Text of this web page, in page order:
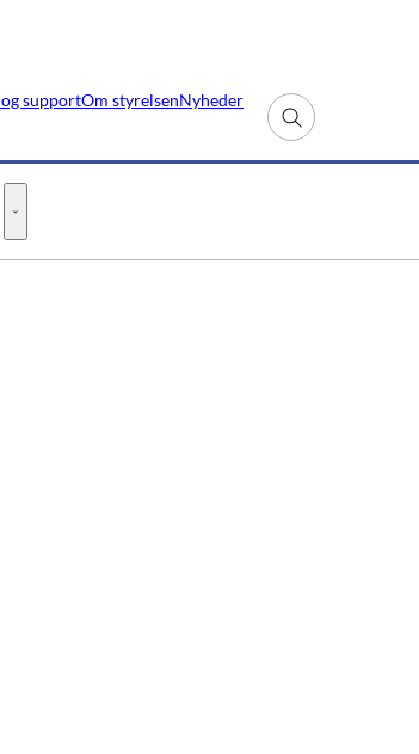
supportOm styrelsenNyheder
Fold søgefelt ud
Informationssikkerhed og it-drift - Flere links